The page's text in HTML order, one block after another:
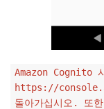
Amazon Cognito
https://
돌아가십시오. 또